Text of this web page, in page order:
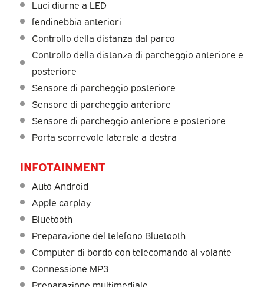
Luci diurne a LED
fendinebbia anteriori
Controllo della distanza dal parco
Controllo della distanza di parcheggio anteriore e
posteriore
Sensore di parcheggio posteriore
Sensore di parcheggio anteriore
Sensore di parcheggio anteriore e posteriore
Porta scorrevole laterale a destra
INFOTAINMENT
Auto Android
Apple carplay
Bluetooth
Preparazione del telefono Bluetooth
Computer di bordo con telecomando al volante
Connessione MP3